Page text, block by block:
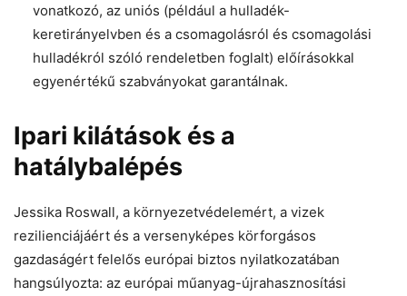
vonatkozó, az uniós (például a hulladék-
keretirányelvben és a csomagolásról és csomagolási
hulladékról szóló rendeletben foglalt) előírásokkal
egyenértékű szabványokat garantálnak.
Ipari kilátások és a
hatálybalépés
Jessika Roswall, a környezetvédelemért, a vizek
rezilienciájáért és a versenyképes körforgásos
gazdaságért felelős európai biztos nyilatkozatában
hangsúlyozta: az európai műanyag-újrahasznosítási